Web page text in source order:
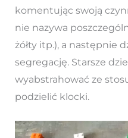
komentując swoją
nie nazywa
żółty itp.), a następnie
segregację. Starsze
wyabstrahować ze
podzielić klocki.